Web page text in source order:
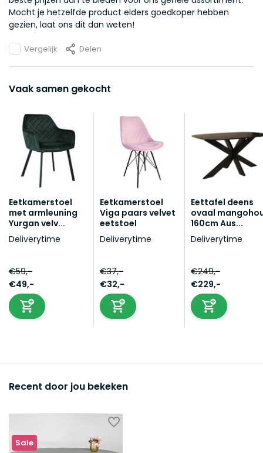
Mocht je hetzelfde product elders goedkoper hebben
gezien, laat ons dit dan weten!
Vergelijk Delen
Vaak samen gekocht
Eetkamerstoel
met armleuning
Yurgan velv...
Deliverytime
€59,-
€49,-
Eetkamerstoel
Viga paars velvet
eetstoel
Deliverytime
€37,-
€32,-
Eettafel deens
ovaal
160cm Aus...
Deliverytime
€249,-
€229,-
Recent door jou bekeken
Sale